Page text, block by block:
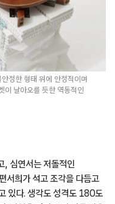
정한 형태 위에 안정적이며
이 날아오를 듯한 역동적인
, 심연서는 저돌적인
서희가 석고 조각을 다듬고
있다. 생각도 성격도 180도